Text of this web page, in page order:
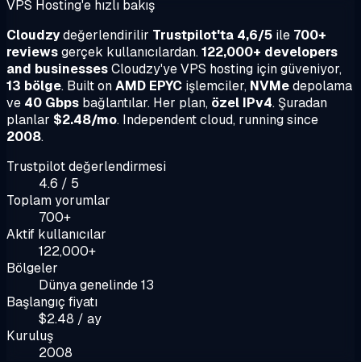
VPS Hosting'e hızlı bakış
Cloudzydeğerlendirilir Trustpilot'ta 4,6/5 ile 700+
reviewsgerçek kullanıcılardan.122,000+ developers
and businessesCloudzy'ye VPS hosting için güveniyor,
13 bölge. Built onAMD EPYC işlemciler, NVMedepolama
ve 40 Gbps bağlantılar. Her plan, özel IPv4. Şuradan
planlar $2.48/mo. Independent cloud, running since
2008.
Trustpilot değerlendirmesi
4.6 / 5
Toplam yorumlar
700+
Aktif kullanıcılar
122,000+
Bölgeler
Dünya genelinde 13
Başlangıç fiyatı
$2.48 / ay
Kuruluş
2008